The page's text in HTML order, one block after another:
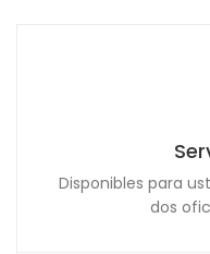
Disponibles para
dos